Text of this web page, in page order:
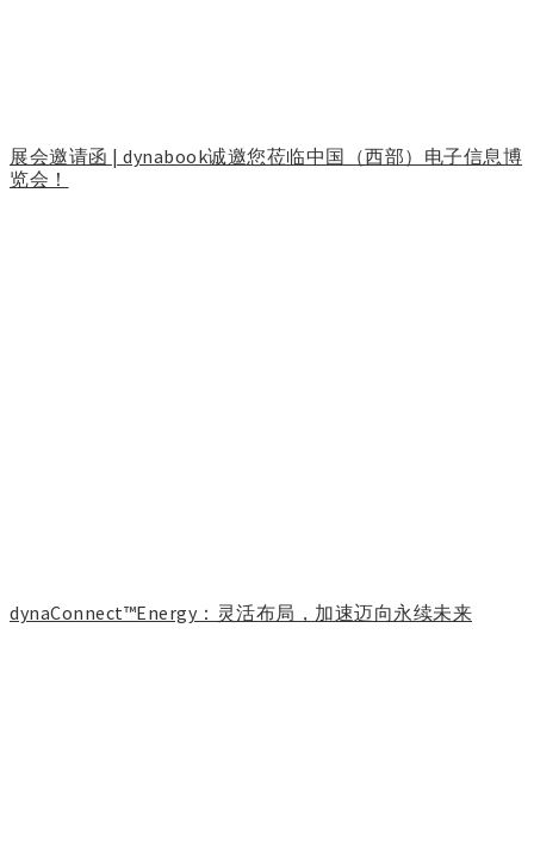
展会邀请函 | dynabook诚邀您莅临中国（西部）电子信息博
览会！
dynaConnect™Energy：灵活布局，加速迈向永续未来